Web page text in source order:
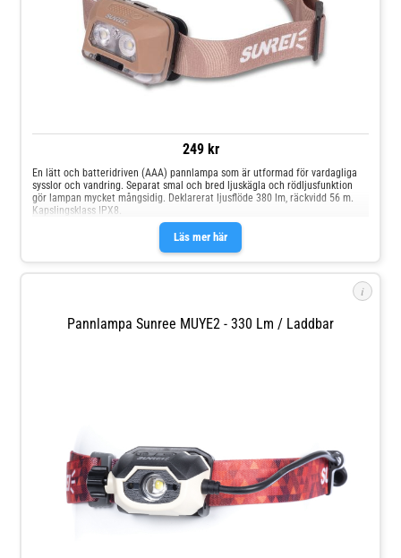
249 kr
Läs mer här
En lätt och batteridriven (AAA) pannlampa som är utformad för vardagliga
sysslor och vandring. Separat smal och bred ljuskägla och rödljusfunktion
gör lampan mycket mångsidig. Deklarerat ljusflöde 380 lm, räckvidd 56 m.
Kapslingsklass IPX8.
i
Pannlampa Sunree MUYE2 - 330 Lm / Laddbar